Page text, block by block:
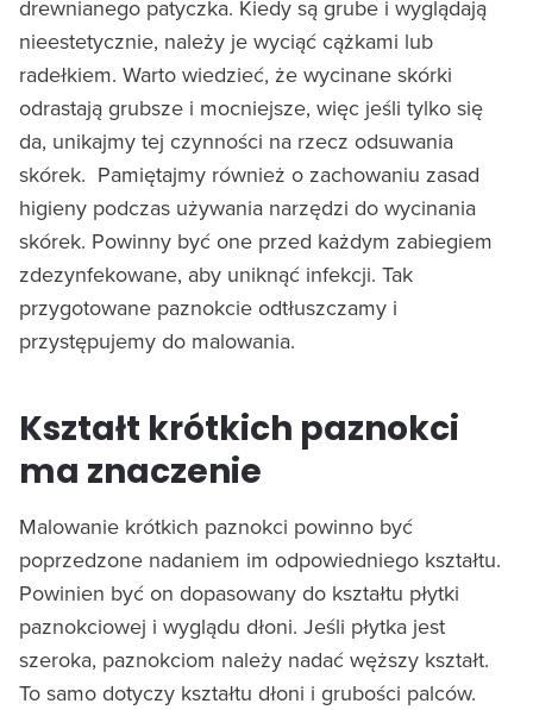
drewnianego patyczka. Kiedy są grube i wyglądają
nieestetycznie, należy je wyciąć cążkami lub
radełkiem. Warto wiedzieć, że wycinane skórki
odrastają grubsze i mocniejsze, więc jeśli tylko się
da, unikajmy tej czynności na rzecz odsuwania
skórek. Pamiętajmy również o zachowaniu zasad
higieny podczas używania narzędzi do wycinania
skórek. Powinny być one przed każdym zabiegiem
zdezynfekowane, aby uniknąć infekcji. Tak
przygotowane paznokcie odtłuszczamy i
przystępujemy do malowania.
Kształt krótkich paznokci
ma znaczenie
Malowanie krótkich paznokci powinno być
poprzedzone nadaniem im odpowiedniego kształtu.
Powinien być on dopasowany do kształtu płytki
paznokciowej i wyglądu dłoni. Jeśli płytka jest
szeroka, paznokciom należy nadać węższy kształt.
To samo dotyczy kształtu dłoni i grubości palców.